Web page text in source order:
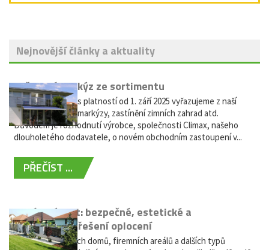
Nejnovější články a aktuality
Vyřazení markýz ze sortimentu
Vážení zákazníci, s platností od 1. září 2025 vyřazujeme z naší
nabídky výsuvné markýzy, zastínění zimních zahrad atd.
Důvodem je rozhodnutí výrobce, společnosti Climax, našeho
dlouholetého dodavatele, o novém obchodním zastoupení v...
PŘEČÍST ...
Hliníkový plot: bezpečné, estetické a
bezúdržbové řešení oplocení
Oplocení rodinných domů, firemních areálů a dalších typů